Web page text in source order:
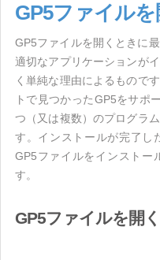
GP5ファイル
GP5ファイルを開くときに
適切なアプリケーションが
く単純な理由によるもので
トで見つかったGP5をサポ
つ（又は複数）のプログラ
す。インストールが完了し
GP5ファイルをインストー
す。
GP5ファイルを開